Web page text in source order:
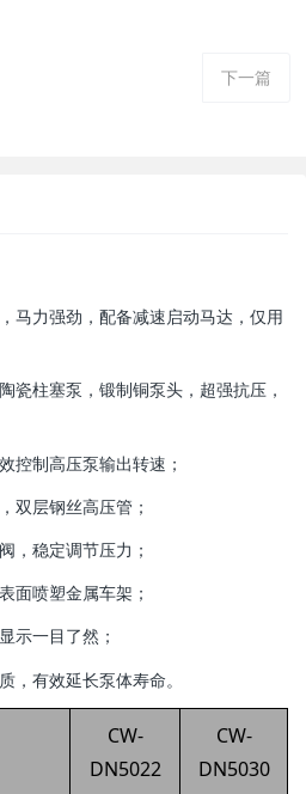
下一篇
马力强劲，配备减速启动马达，仅用
瓷柱塞泵，锻制铜泵头，超强抗压，
控制高压泵输出转速；
双层钢丝高压管；
，稳定调节压力；
面喷塑金属车架；
示一目了然；
，有效延长泵体寿命。
CW-
DN5022
CW-
DN5030